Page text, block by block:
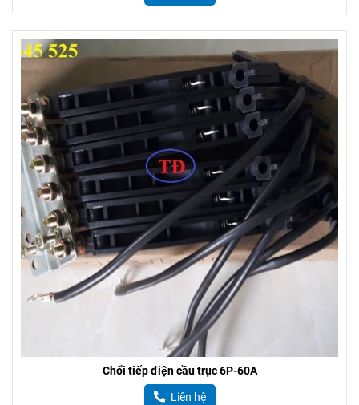
Chổi tiếp điện cầu trục 6P-60A
Liên hệ